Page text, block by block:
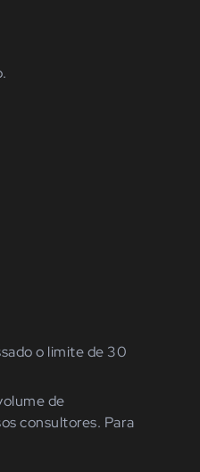
o limite de 30
de
consultores. Para